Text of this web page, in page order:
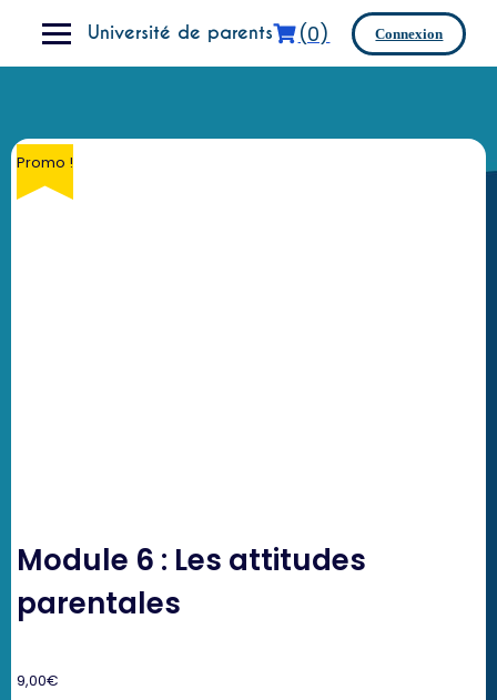
Université de parents (0) Connexion
Module 6 : Les attitudes
parentales
9,00€
Promo !